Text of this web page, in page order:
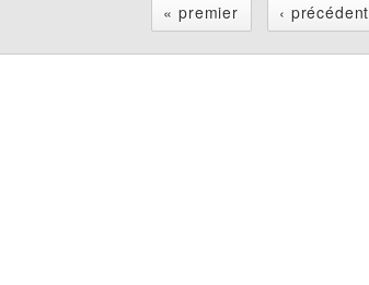
« premier ‹ précédent